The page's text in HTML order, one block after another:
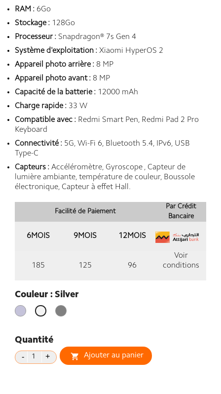
RAM : 6Go
Stockage : 128Go
Processeur : Snapdragon® 7s Gen 4
Système d'exploitation : Xiaomi HyperOS 2
Appareil photo arrière : 8 MP
Appareil photo avant : 8 MP
Capacité de la batterie : 12000 mAh
Charge rapide : 33 W
Compatible avec : Redmi Smart Pen, Redmi Pad 2 Pro
Keyboard
Connectivité : 5G, Wi-Fi 6, Bluetooth 5.4, IPv6, USB
Type-C
Capteurs : Accéléromètre, Gyroscope , Capteur de
lumière ambiante, température de couleur, Boussole
électronique, Capteur à effet Hall.
Facilité de Paiement
Par Crédit
Bancaire
6MOIS 9MOIS 12MOIS
185 125 96
Voir
conditions
Couleur : Silver
Violet
Silver Gris
Quantité
 Ajouter au panier